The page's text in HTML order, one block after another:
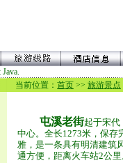
当前位置： 首页 >> 旅游景点
屯溪老街起于宋代
中心。全长1273米，保存
雅，是一条具有明清建筑
通方便，距离火车站2公